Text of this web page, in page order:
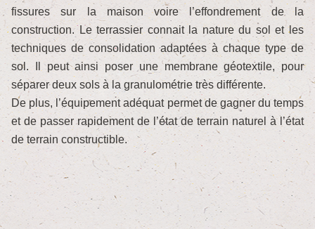
fissures sur la maison voire l’effondrement de la
construction. Le terrassier connait la nature du sol et les
techniques de consolidation adaptées à chaque type de
sol. Il peut ainsi poser une membrane géotextile, pour
séparer deux sols à la granulométrie très différente.
De plus, l’équipement adéquat permet de gagner du temps
et de passer rapidement de l’état de terrain naturel à l’état
de terrain constructible.